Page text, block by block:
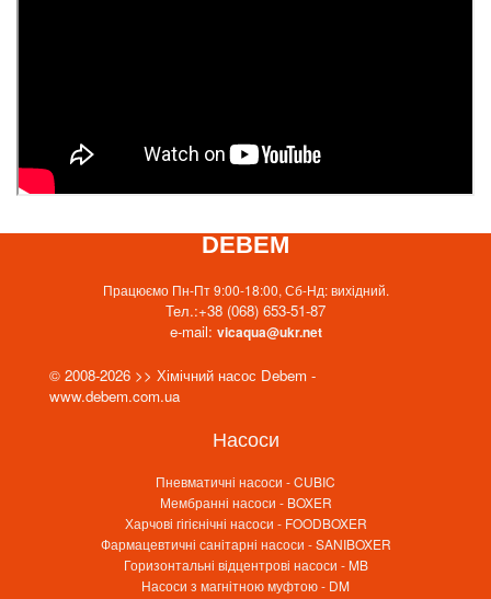
DEBEM
Працюємо Пн-Пт 9:00-18:00, Сб-Нд: вихідний.
Тел.:+38 (068) 653-51-87
e-mail: vicaqua@ukr.net
© 2008-2026 >> Хімічний насос Debem -
www.debem.com.ua
Насоси
Пневматичні насоси - CUBIC
Мембранні насоси - BOXER
Харчові гігієнічні насоси - FOODBOXER
Фармацевтичні санітарні насоси - SANIBOXER
Горизонтальні відцентрові насоси - MB
Насоси з магнітною муфтою - DM